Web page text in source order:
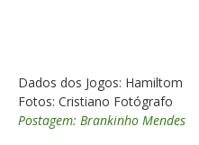
Dados dos Jogos: Hamiltom
Fotos: Cristiano Fotógrafo
Postagem: Brankinho Mendes